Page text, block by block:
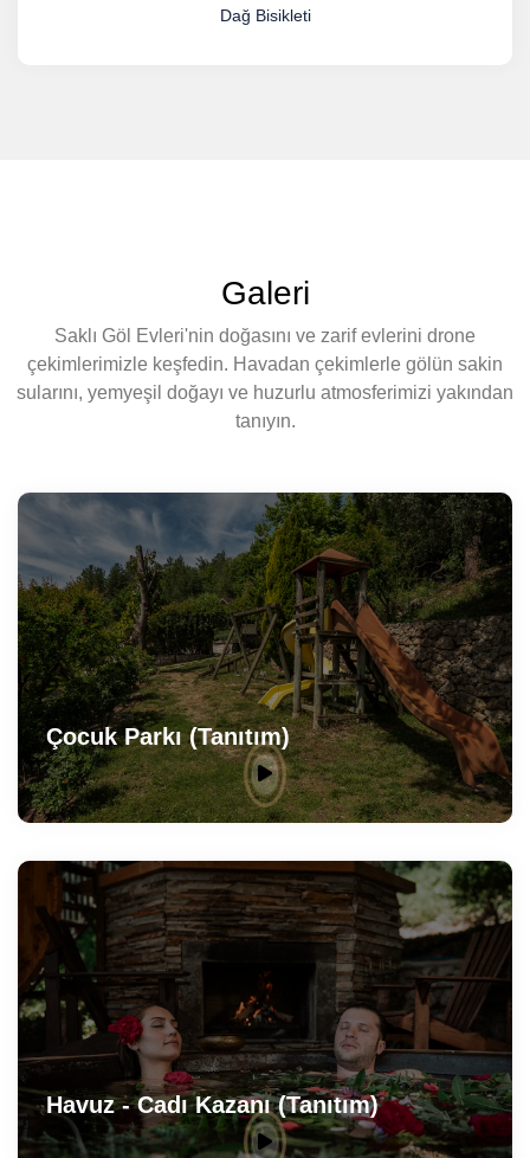
Galeri
Saklı Göl Evleri'nin doğasını ve zarif evlerini drone
çekimlerimizle keşfedin. Havadan çekimlerle gölün sakin
sularını, yemyeşil doğayı ve huzurlu atmosferimizi yakından
tanıyın.
Çocuk Parkı (Tanıtım)
Havuz - Cadı Kazanı (Tanıtım)